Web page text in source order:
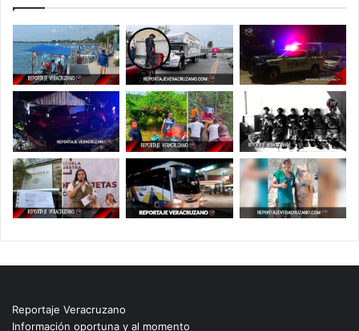
Reportaje Veracruzano
Información oportuna y al momento